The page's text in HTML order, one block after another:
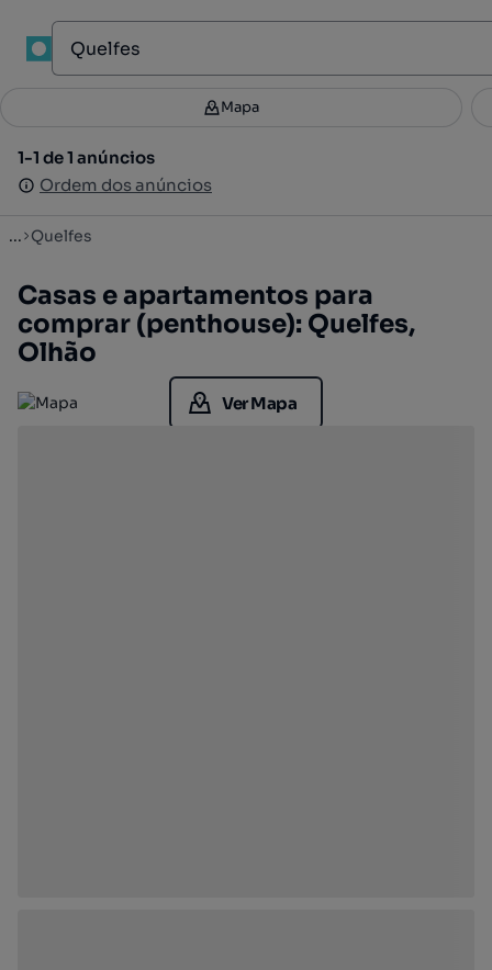
Filtros 2
1-1 de 1 anúncios
Ordem dos anúncios
Mapa
1-1 de 1 anúncios
Ordem dos anúncios
... Quelfes
Casas e apartamentos para
comprar (penthouse): Quelfes,
Olhão
Ver Mapa